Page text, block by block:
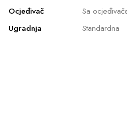
Ocjeđivač
Sa
Ugradnja
Standardna